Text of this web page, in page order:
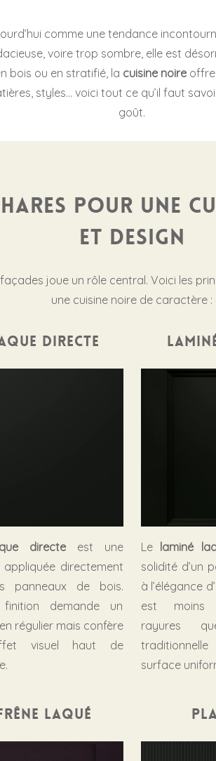
comme une tendance
voire trop sombre, elle est
bois ou en stratifié, la cuisine noireoffre
styles… voici tout ce qu’il faut
goût.
pour une
et design
joue un rôle central. Voici les
une cuisine noire de caractère :
directe
directeest une
appliquée directement
panneaux de bois.
demande un
régulier mais confère
visuel haut de
Le laminé
solidité d’un
à l’élégance
est moins
rayures
surface
laqué